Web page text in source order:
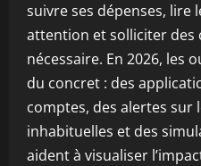
suivre ses dépenses, lire
attention et solliciter des
nécessaire. En 2026, les
du concret : des
comptes, des alertes sur
inhabituelles et des
aident à visualiser